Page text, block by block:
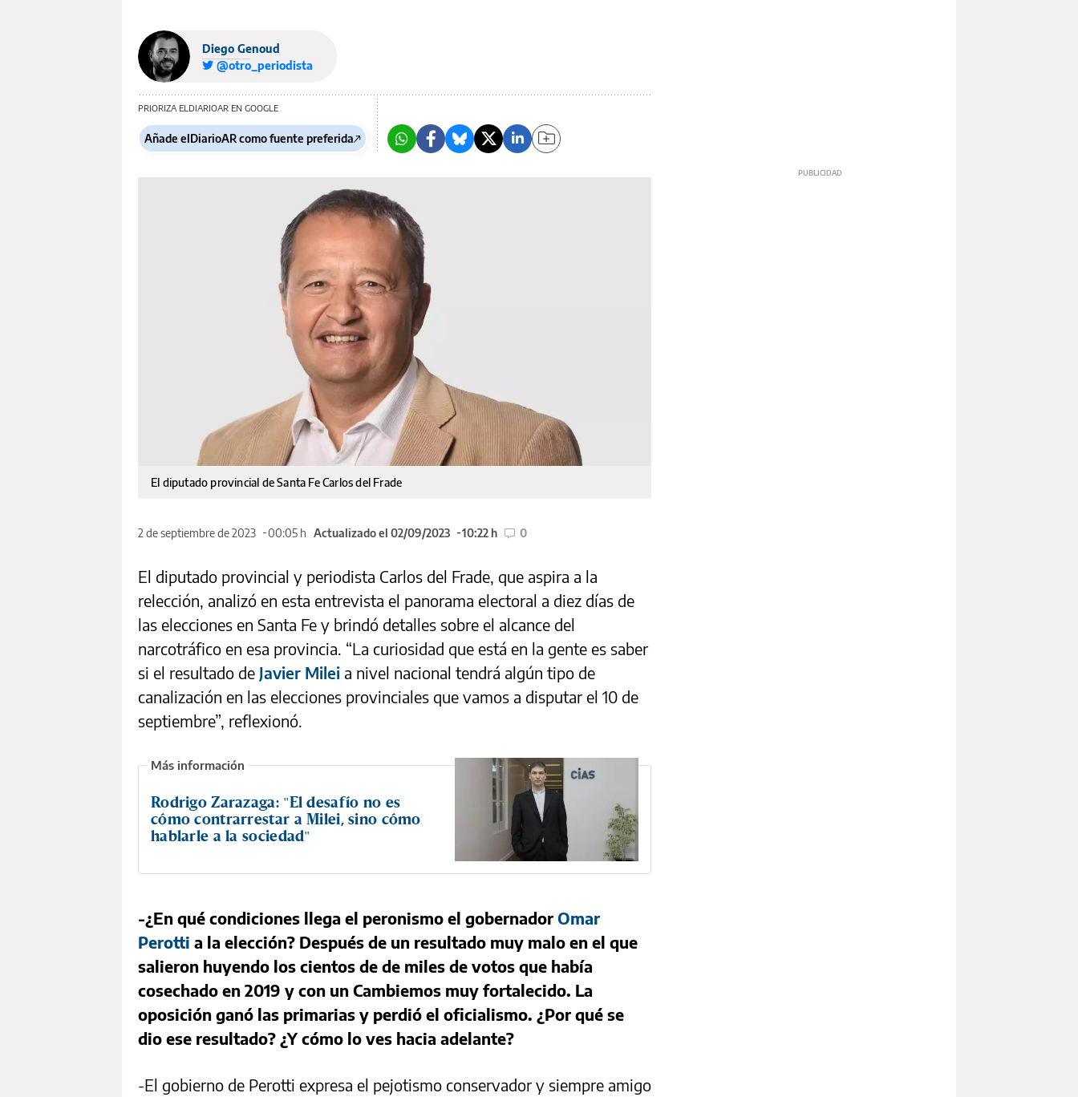
Diego Genoud
@otro_periodista
PRIORIZA ELDIARIOAR EN GOOGLE
Añade elDiarioAR como fuente preferida
El diputado provincial de Santa Fe Carlos del Frade
2 de septiembre de 2023 00:05 h Actualizado el 02/09/2023 10:22 h 0
El diputado provincial y periodista Carlos del Frade, que aspira a la
relección, analizó en esta entrevista el panorama electoral a diez días de
las elecciones en Santa Fe y brindó detalles sobre el alcance del
narcotráfico en esa provincia. “La curiosidad que está en la gente es saber
si el resultado de Javier Milei a nivel nacional tendrá algún tipo de
canalización en las elecciones provinciales que vamos a disputar el 10 de
septiembre”, reflexionó.
Rodrigo Zarazaga: "El desafío no es
cómo contrarrestar a Milei, sino cómo
hablarle a la sociedad"
-¿En qué condiciones llega el peronismo el gobernador Omar
Perotti a la elección? Después de un resultado muy malo en el que
salieron huyendo los cientos de de miles de votos que había
cosechado en 2019 y con un Cambiemos muy fortalecido. La
oposición ganó las primarias y perdió el oficialismo. ¿Por qué se
dio ese resultado? ¿Y cómo lo ves hacia adelante?
-El gobierno de Perotti expresa el pejotismo conservador y siempre amigo